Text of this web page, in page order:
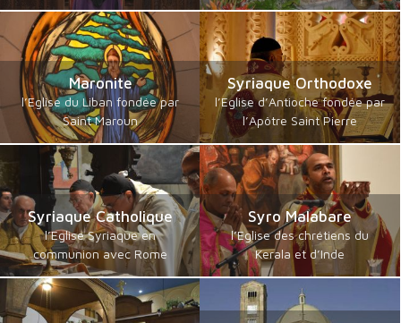
Maronite
l’Eglise du Liban fondée par
Saint Maroun
Syriaque Orthodoxe
l’Eglise d’Antioche fondée par
l’Apôtre Saint Pierre
Syriaque Catholique
l’Eglise Syriaque en
communion avec Rome
Syro Malabare
l’Eglise des chrétiens du
Kerala et d’Inde